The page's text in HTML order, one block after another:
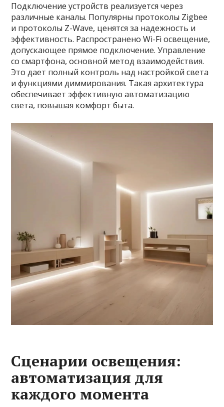
Подключение устройств реализуется через
различные каналы. Популярны протоколы Zigbee
и протоколы Z-Wave, ценятся за надежность и
эффективность. Распространено Wi-Fi освещение,
допускающее прямое подключение. Управление
со смартфона, основной метод взаимодействия.
Это дает полный контроль над настройкой света
и функциями диммирования. Такая архитектура
обеспечивает эффективную автоматизацию
света, повышая комфорт быта.
Сценарии освещения:
автоматизация для
каждого момента